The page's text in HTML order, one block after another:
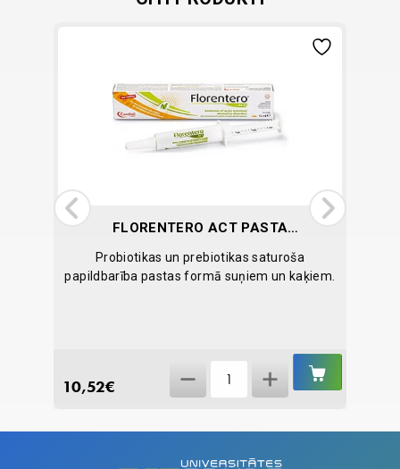
GROZĀ
FLORENTERO ACT PASTA
Probiotikas un prebiotikas saturoša
papildbarība pastas formā suņiem un kaķiem.
10,52€
ACT
quantity